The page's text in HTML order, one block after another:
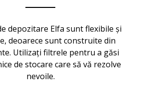
depozitare Elfa sunt flexibile și
deoarece sunt construite din
Utilizați filtrele pentru a găsi
de stocare care să vă rezolve
nevoile.